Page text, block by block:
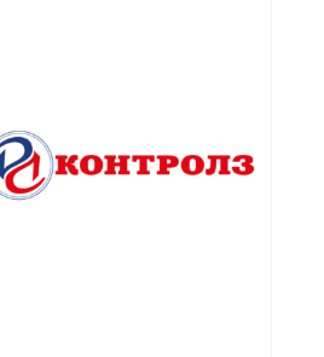
Смотреть проект